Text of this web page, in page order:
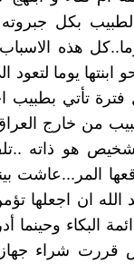
بكل
هذه الاسباب
يوما لتعود
فترة تأتي
من خارج
هو ذاته
المر...عاشت
ان اجعلها
البكاء وحينما
قررت شراء